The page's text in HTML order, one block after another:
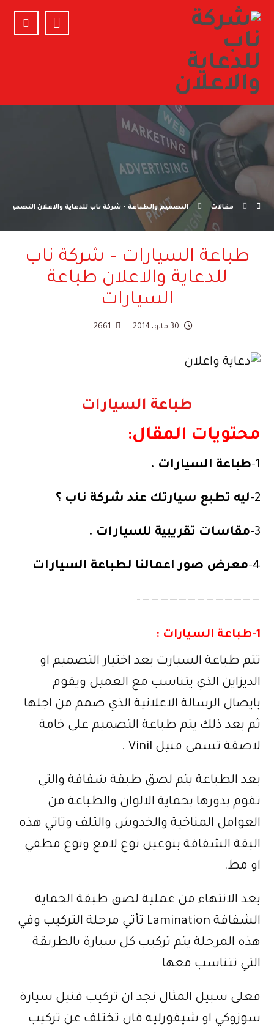
مقالات التصميم والطباعة - شركة ناب للدعاية والاعلان التصميم
طباعة السيارات – شركة ناب
للدعاية والاعلان طباعة
السيارات
30 مايو، 2014 2661
طباعة السيارات
محتويات المقال:
1- طباعة السيارات .
2- ليه تطبع سيارتك عند شركة ناب ؟
3- مقاسات تقريبية للسيارات .
4- معرض صور اعمالنا لـطباعة السيارات
—————————————–
1-طباعة السيارات :
تتم طباعة السيارت بعد اختيار التصميم او
الديزاين الذي يتناسب مع العميل ويقوم
بايصال الرسالة الاعلانية الذي صمم من اجلها
ثم بعد ذلك يتم طباعة التصميم على خامة
لاصقة تسمى فنيل Vinil .
بعد الطباعة يتم لصق طبقة شفافة والتي
تقوم بدورها بحماية الالوان والطباعة من
العوامل المناخية والخدوش والتلف وتاتي هذه
البقة الشفافة بنوعين نوع لامع ونوع مطفي
او مط.
بعد الانتهاء من عملية لصق طبقة الحماية
الشفافة Lamination تأتي مرحلة التركيب وفي
هذه المرحلة يتم تركيب كل سيارة بالطريقة
التي تتناسب معها
فعلى سبيل المثال نجد ان تركيب فنيل سيارة
سوزوكي او شيفورليه فان تختلف عن تركيب